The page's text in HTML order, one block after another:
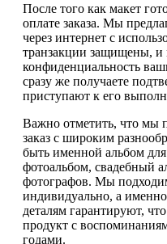
После того как макет
оплате заказа. Мы
через интернет с
транзакции защищены, и
конфиденциальность
сразу же получаете
приступают к его
Важно отметить, что мы
заказ с широким
быть именной альбом
фотоальбом, свадебный
фотографов. Мы
индивидуально, а
деталям гарантируют,
продукт с
годами.